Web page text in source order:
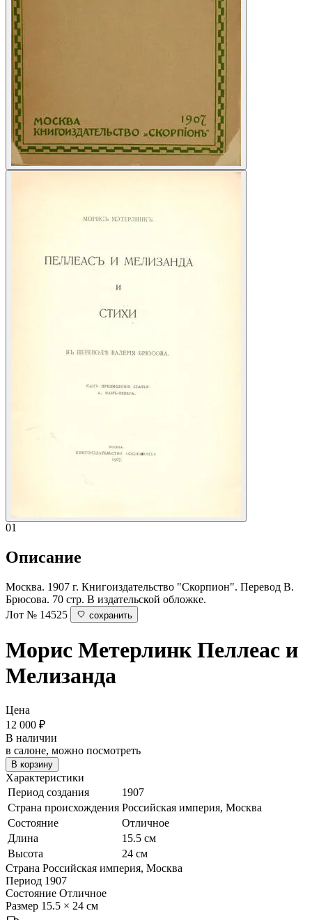
01
Описание
Москва. 1907 г. Книгоиздательство "Скорпион". Перевод В.
Брюсова. 70 стр. В издательской обложке.
Лот № 14525
сохранить
Морис МетерлинкПеллеас и
Мелизанда
Цена
12 000 ₽
В наличии
в салоне, можно посмотреть
В корзину
Характеристики
Период создания
1907
Страна происхождения Российская империя, Москва
Состояние
Отличное
Длина
15.5 см
Высота
24 см
Страна Российская империя, Москва
Период 1907
Состояние Отличное
Размер 15.5 × 24 см